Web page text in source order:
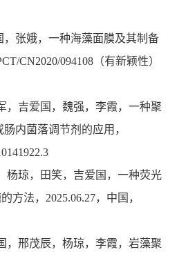
张娥， 一种海藻面膜及其制备
CN2020/094108（有新颖性）
，吉爱国，魏强，李霞， 一种聚
肠内菌落调节剂的应用 ，
杨琼，田笑，吉爱国， 一种荧光
方法， 2025.06.27， 中国，
，邢茂辰，杨琼，李霞， 岩藻聚